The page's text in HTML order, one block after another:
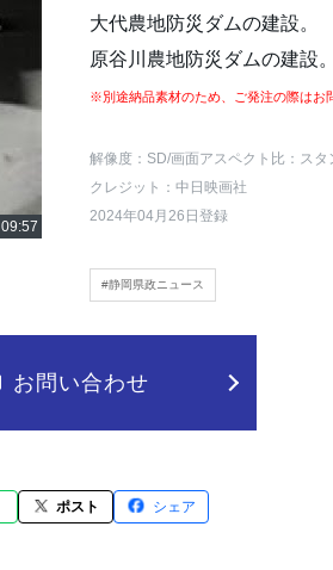
大代農地防災ダムの建設。
原谷川農地防災ダムの建設。
※別途納品素材のため、ご発注の際はお
解像度：SD/画面アスペクト比：スタ
クレジット：中日映画社
2024年04月26日登録
#静岡県政ニュース
お問い合わせ
ポスト シェア